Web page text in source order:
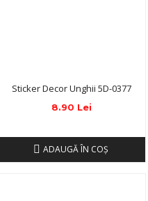
Sticker Decor Unghii 5D-0377
8.90 Lei
ADAUGĂ ÎN COŞ